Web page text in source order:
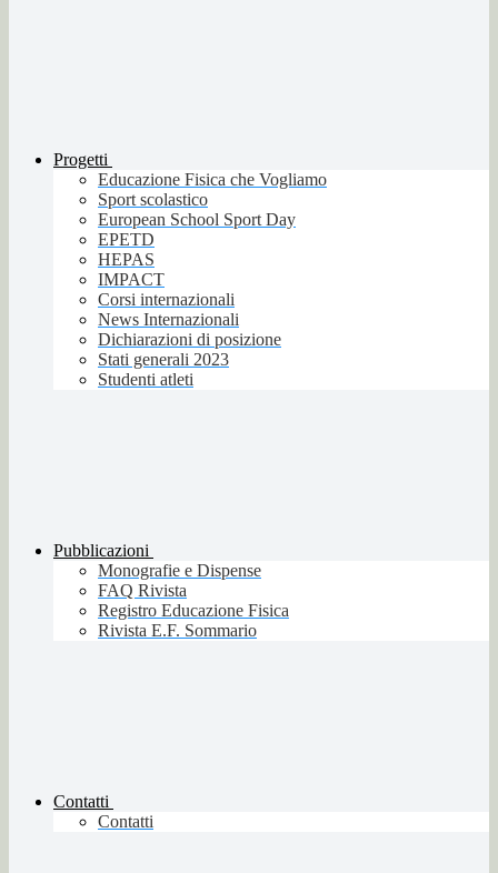
Progetti
Educazione Fisica che Vogliamo
Sport scolastico
European School Sport Day
EPETD
HEPAS
IMPACT
Corsi internazionali
News Internazionali
Dichiarazioni di posizione
Stati generali 2023
Studenti atleti
Pubblicazioni
Monografie e Dispense
FAQ Rivista
Registro Educazione Fisica
Rivista E.F. Sommario
Contatti
Contatti